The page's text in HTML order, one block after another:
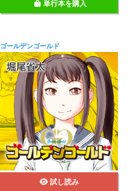
単行本を購入
ゴールデンゴールド
試し読み